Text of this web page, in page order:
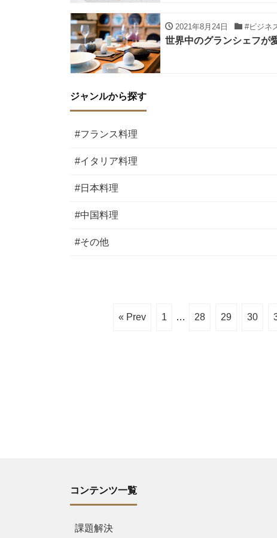
2021年8月24日 #ビジネ
世界中のグランシェフが
ジャンルから探す
#フランス料理
#イタリア料理
#日本料理
#中国料理
#その他
« Prev 1 … 28 29 30
コンテンツ一覧
課題解決